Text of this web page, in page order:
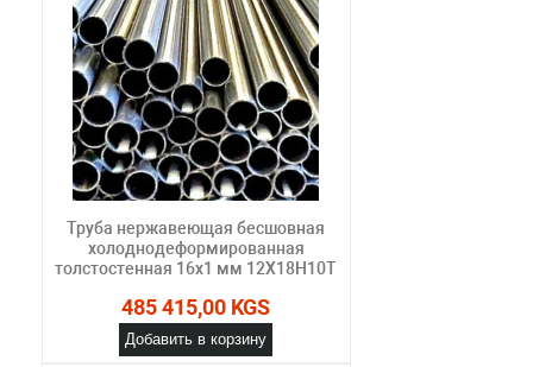
Труба нержавеющая бесшовная
холоднодеформированная
толстостенная 16х1 мм 12Х18Н10Т
485 415,00 KGS
Добавить в корзину